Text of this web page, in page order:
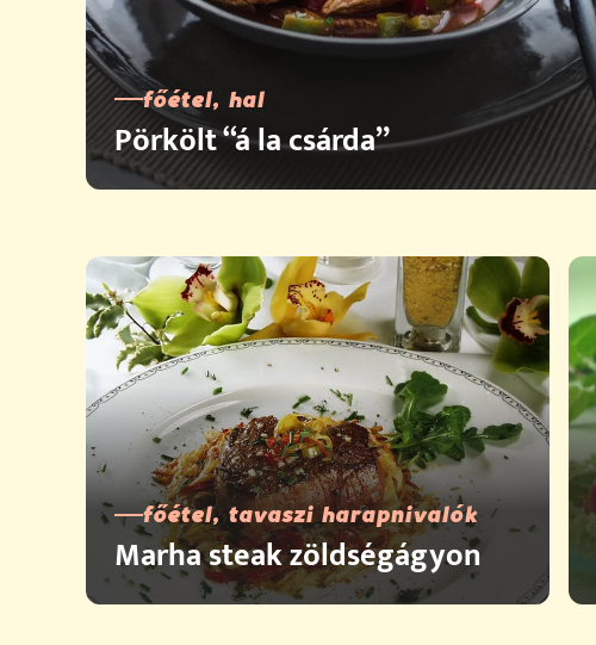
főétel, hal
Pörkölt “á la csárda”
főétel, tavaszi harapnivalók
Marha steak zöldségágyon